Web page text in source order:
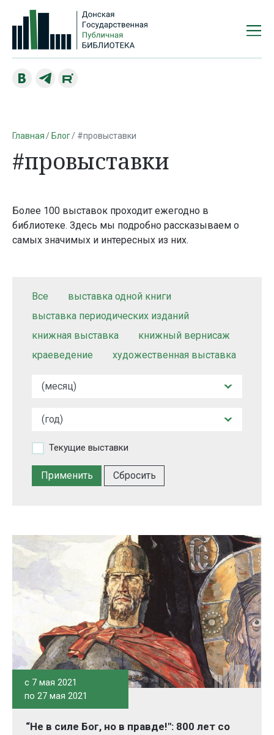
Главная Блог #провыставки
#провыставки
Более 100 выставок проходит ежегодно в
библиотеке. Здесь мы подробно рассказываем о
самых значимых и интересных из них.
Все
выставка одной книги
выставка периодических изданий
книжная выставка
книжный вернисаж
краеведение
художественная выставка
Текущие выставки
Сбросить
c 7 мая 2021
по 27 мая 2021
“Не в силе Бог, но в правде!": 800 лет со